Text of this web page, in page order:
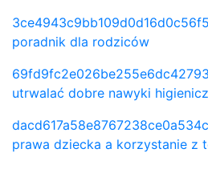
poradnik dla rodziców
utrwalać dobre nawyki
prawa dziecka a korzystanie z